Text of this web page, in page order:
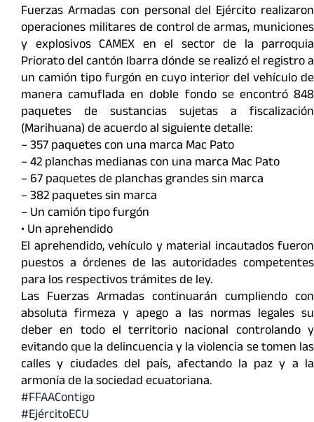
Fuerzas Armadas con personal del Ejército realizaron
operaciones militares de control de armas, municiones
y explosivos CAMEX en el sector de la parroquia
Priorato del cantón Ibarra dónde se realizó el registro a
un camión tipo furgón en cuyo interior del vehículo de
manera camuflada en doble fondo se encontró 848
paquetes de sustancias sujetas a fiscalización
(Marihuana) de acuerdo al siguiente detalle:
– 357 paquetes con una marca Mac Pato
– 42 planchas medianas con una marca Mac Pato
– 67 paquetes de planchas grandes sin marca
– 382 paquetes sin marca
– Un camión tipo furgón
• Un aprehendido
El aprehendido, vehículo y material incautados fueron
puestos a órdenes de las autoridades competentes
para los respectivos trámites de ley.
Las Fuerzas Armadas continuarán cumpliendo con
absoluta firmeza y apego a las normas legales su
deber en todo el territorio nacional controlando y
evitando que la delincuencia y la violencia se tomen las
calles y ciudades del país, afectando la paz y a la
armonía de la sociedad ecuatoriana.
#FFAAContigo
#EjércitoECU